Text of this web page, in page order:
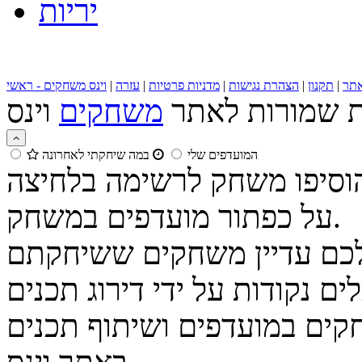
יריות
| תקנון | הצהרת נגישות | מדניות פרטיות | עזרה | וינס משחקים - ראשי
שמורות לאתר משחקים
המועדפים שלי במה שיחקתי לאחרונה
משחק לרשימה בלחיצה
על כפתור מועדפים במשחק.
על ידי דירוג תכנים
במועדפים ושיתוף תכנים